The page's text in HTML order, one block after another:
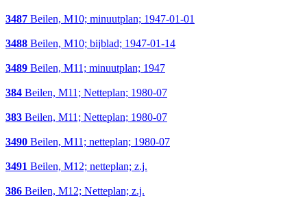
3487 Beilen, M10; minuutplan; 1947-01-01
3488 Beilen, M10; bijblad; 1947-01-14
3489 Beilen, M11; minuutplan; 1947
384 Beilen, M11; Netteplan; 1980-07
383 Beilen, M11; Netteplan; 1980-07
3490 Beilen, M11; netteplan; 1980-07
3491 Beilen, M12; netteplan; z.j.
386 Beilen, M12; Netteplan; z.j.